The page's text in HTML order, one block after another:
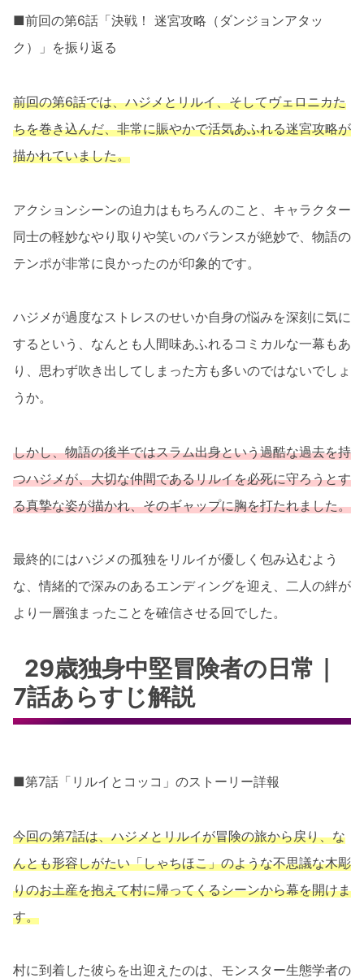
■前回の第6話「決戦！ 迷宮攻略（ダンジョンアタッ
ク）」を振り返る
前回の第6話では、ハジメとリルイ、そしてヴェロニカた
ちを巻き込んだ、非常に賑やかで活気あふれる迷宮攻略が
描かれていました。
アクションシーンの迫力はもちろんのこと、キャラクター
同士の軽妙なやり取りや笑いのバランスが絶妙で、物語の
テンポが非常に良かったのが印象的です。
ハジメが過度なストレスのせいか自身の悩みを深刻に気に
するという、なんとも人間味あふれるコミカルな一幕もあ
り、思わず吹き出してしまった方も多いのではないでしょ
うか。
しかし、物語の後半ではスラム出身という過酷な過去を持
つハジメが、大切な仲間であるリルイを必死に守ろうとす
る真摯な姿が描かれ、そのギャップに胸を打たれました。
最終的にはハジメの孤独をリルイが優しく包み込むよう
な、情緒的で深みのあるエンディングを迎え、二人の絆が
より一層強まったことを確信させる回でした。
29歳独身中堅冒険者の日常｜
7話あらすじ解説
■第7話「リルイとコッコ」のストーリー詳報
今回の第7話は、ハジメとリルイが冒険の旅から戻り、な
んとも形容しがたい「しゃちほこ」のような不思議な木彫
りのお土産を抱えて村に帰ってくるシーンから幕を開けま
す。
村に到着した彼らを出迎えたのは、モンスター生態学者の